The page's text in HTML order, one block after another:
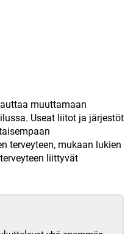
muuttamaan
Useat liitot ja järjestöt
terveyteen, mukaan lukien
liittyvät